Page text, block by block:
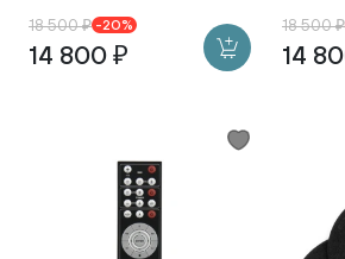
18 500 ₽ -20%
14 800 ₽
18 500 ₽
14